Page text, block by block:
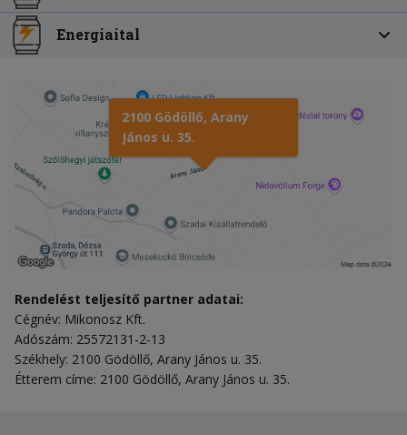
Energiaital
2100 Gödöllő, Arany
János u. 35.
Rendelést teljesítő partner adatai:
Cégnév: Mikonosz Kft.
Adószám: 25572131-2-13
Székhely: 2100 Gödöllő, Arany János u. 35.
Étterem címe: 2100 Gödöllő, Arany János u. 35.